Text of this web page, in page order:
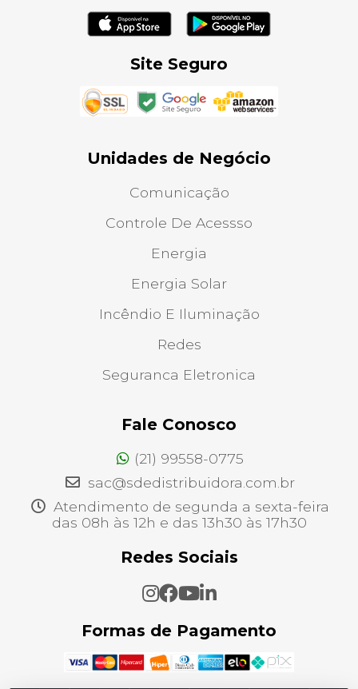
Site Seguro
Unidades de Negócio
Comunicação
Controle De Acessso
Energia
Energia Solar
Incêndio E Iluminação
Redes
Seguranca Eletronica
Fale Conosco
(21) 99558-0775
sac@sdedistribuidora.com.br
Atendimento de segunda a sexta-feira
das 08h às 12h e das 13h30 às 17h30
Redes Sociais
Formas de Pagamento